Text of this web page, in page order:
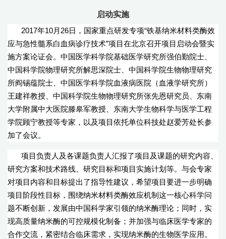
启动实施
2017年10月26日，国家重点研发专项“铁基纳米材料类酶效
应与急性髓系白血病诊疗技术”项目在北京召开项目启动会暨实
施方案论证会。中国医学科学院基础医学研究所强伯勤院士、
中国科学院物理研究所解思深院士、中国科学院生物物理研究
所阎锡蕴院士、中国医学科学院血液病医院（血液学研究所）
王建祥教授、中国科学院生物物理研究所张先恩研究员、东南
大学附属中大医院滕皋军教授、东南大学生物科学与医学工程
学院顾宁教授等专家，以及项目依托单位科技处赵爱芳处长参
加了会议。
项目负责人及各课题负责人汇报了项目及课题的研究内容、
研究方案和技术路线、研究目标和项目实施计划等。与会专家
对项目内容和目标提出了指导性建议，希望项目要进一步明确
项目阶段性目标，围绕纳米材料类酶效应机制这一核心科学问
题不断创新，发展由中国科学家引领的纳米酶理论；同时，实
现高质量纳米酶的可控规模化制备；并加强与临床医学专家的
合作交流，紧密结合临床需求，实现纳米酶的生物医学应用。